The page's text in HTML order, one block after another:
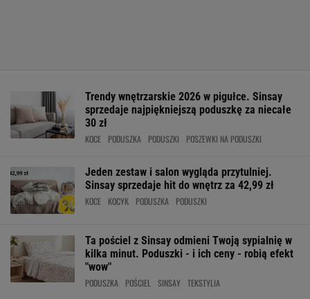
Trendy wnętrzarskie 2026 w pigułce. Sinsay
sprzedaje najpiękniejszą poduszkę za niecałe
30 zł
KOCE PODUSZKA PODUSZKI POSZEWKI NA PODUSZKI
Jeden zestaw i salon wygląda przytulniej.
Sinsay sprzedaje hit do wnętrz za 42,99 zł
KOCE KOCYK PODUSZKA PODUSZKI
Ta pościel z Sinsay odmieni Twoją sypialnię w
kilka minut. Poduszki - i ich ceny - robią efekt
"wow"
PODUSZKA POŚCIEL SINSAY TEKSTYLIA